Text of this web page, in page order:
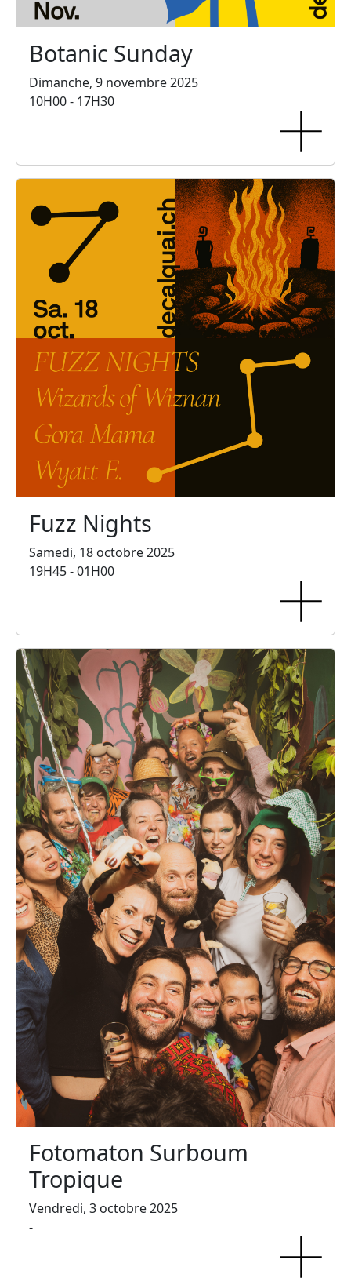
Botanic Sunday
Dimanche, 9 novembre 2025
10H00 - 17H30
Fuzz Nights
Samedi, 18 octobre 2025
19H45 - 01H00
Fotomaton Surboum
Tropique
Vendredi, 3 octobre 2025
-